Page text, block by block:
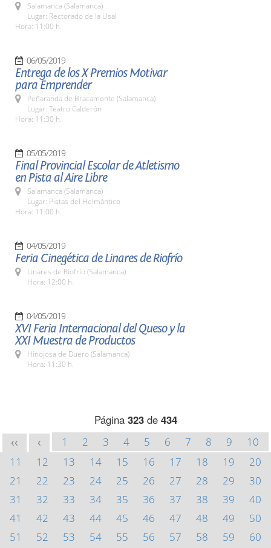
Salamanca (Salamanca)
Lugar: Rectorado de la Usal
Hora: 11:00 h.
06/05/2019
Entrega de los X Premios Motivar
para Emprender
Peñaranda de Bracamonte (Salamanca)
Lugar: Teatro Calderón
Hora: 11:30 h.
05/05/2019
Final Provincial Escolar de Atletismo
en Pista al Aire Libre
Salamanca (Salamanca)
Lugar: Pistas del Helmántico
Hora: 11:00 h.
04/05/2019
Feria Cinegética de Linares de Riofrío
Linares de Riofrío (Salamanca)
Hora: 12:00 h.
04/05/2019
XVI Feria Internacional del Queso y la
XXI Muestra de Productos
Hinojosa de Duero (Salamanca)
Hora: 11:30 h.
Página 323de 434
<< < 1 2 3 4 5 6 7 8 9
10
11
12 13 14 15 16 17 18 19
20
21
22 23 24 25 26 27 28 29
30
31
32 33 34 35 36 37 38 39
40
41
42 43 44 45 46 47 48 49
50
51
52 53 54 55 56 57 58 59
60